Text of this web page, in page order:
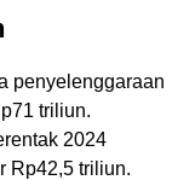
penyelenggaraan
triliun.
2024
Rp42,5 triliun.